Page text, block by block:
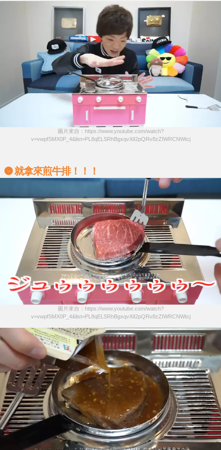
圖片來自：https://www.youtube.com/watch?
v=vwpfSMX0P_4&list=PL8qELSRhBgxqvXiI2pQRv8zZIWRCNWtcj
就拿來煎牛排！！！
圖片來自：https://www.youtube.com/watch?
v=vwpfSMX0P_4&list=PL8qELSRhBgxqvXiI2pQRv8zZIWRCNWtcj